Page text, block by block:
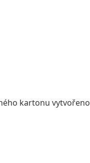
kartonu vytvořeno